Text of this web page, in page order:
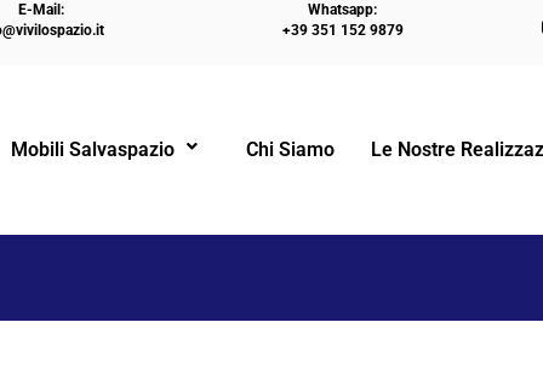
E-Mail:
Whatsapp:
+39 351 152 9879
Mobili Salvaspazio Chi Siamo Le Nostre